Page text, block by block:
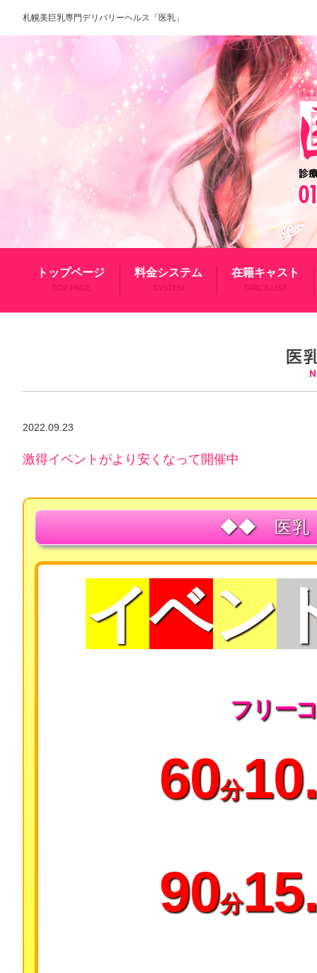
札幌美巨乳専門デリバリーヘルス「医乳」
トップページ
TOP PAGE
料金システム
SYSTEM
在籍キャスト
GIRL'S LIST
2022.09.23
激得イベントがより安くなって開催中
◆◆医乳
イベン
フリー
60分
90分